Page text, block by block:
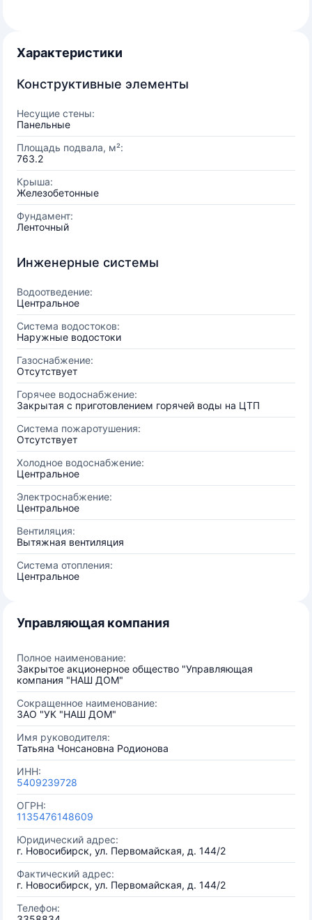
Характеристики
Конструктивные элементы
Несущие стены:
Панельные
Площадь подвала, м²:
763.2
Крыша:
Железобетонные
Фундамент:
Ленточный
Инженерные системы
Водоотведение:
Центральное
Система водостоков:
Наружные водостоки
Газоснабжение:
Отсутствует
Горячее водоснабжение:
Закрытая с приготовлением горячей воды на ЦТП
Система пожаротушения:
Отсутствует
Холодное водоснабжение:
Центральное
Электроснабжение:
Центральное
Вентиляция:
Вытяжная вентиляция
Система отопления:
Центральное
Управляющая компания
Полное наименование:
Закрытое акционерное общество "Управляющая
компания "НАШ ДОМ"
Сокращенное наименование:
ЗАО "УК "НАШ ДОМ"
Имя руководителя:
Татьяна Чонсановна Родионова
ИНН:
5409239728
ОГРН:
1135476148609
Юридический адрес:
г. Новосибирск, ул. Первомайская, д. 144/2
Фактический адрес:
г. Новосибирск, ул. Первомайская, д. 144/2
Телефон: